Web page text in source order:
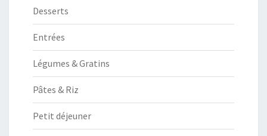
Desserts
Entrées
Légumes & Gratins
Pâtes & Riz
Petit déjeuner